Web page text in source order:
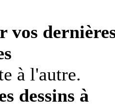
vos
à l'autre.
dessins à